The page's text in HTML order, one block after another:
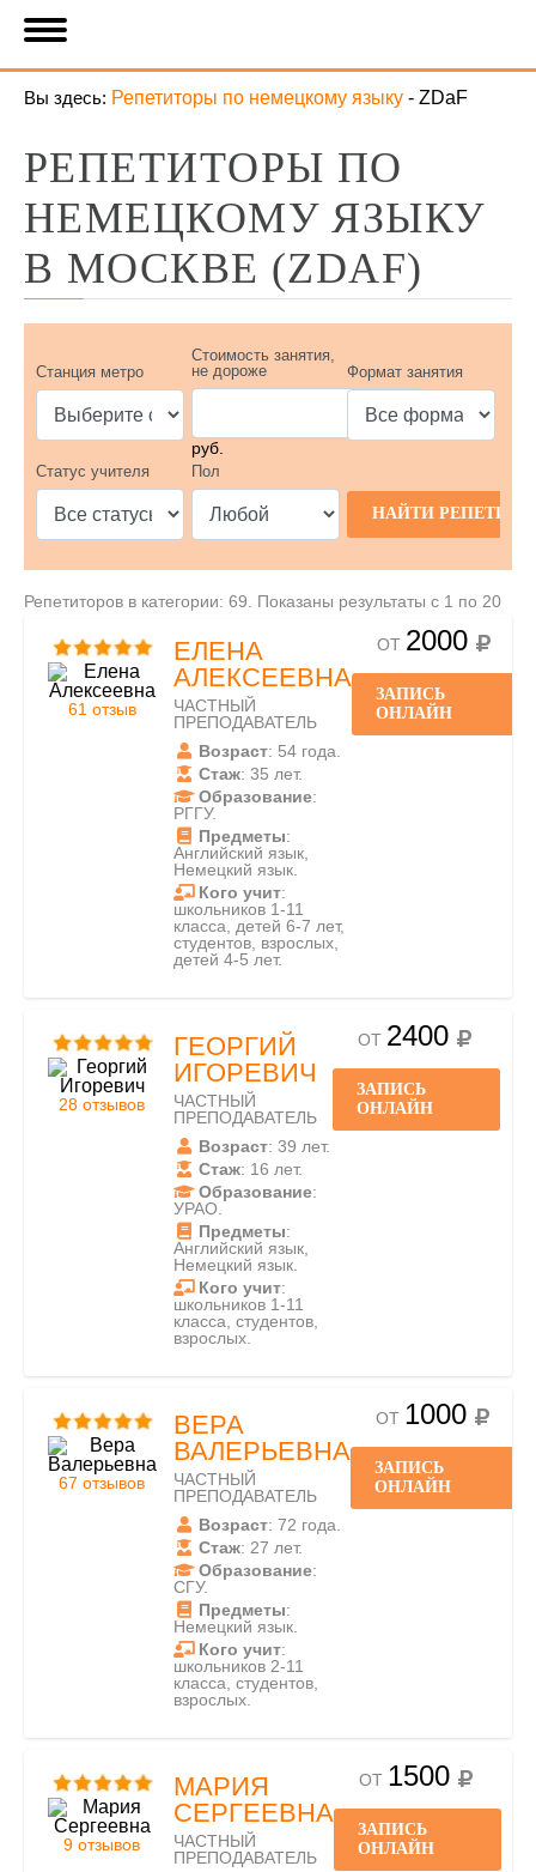
Вы здесь: Репетиторы по немецкому языку - ZDaF
РЕПЕТИТОРЫ ПО
НЕМЕЦКОМУ ЯЗЫКУ
В МОСКВЕ (ZDAF)
Станция метро
Стоимость занятия,
не дороже
руб.
Формат занятия
Статус учителя Пол
Репетиторов в категории: 69. Показаны результаты с 1 по 20
61 отзыв
ЕЛЕНА
АЛЕКСЕЕВНА
ЧАСТНЫЙ
ПРЕПОДАВАТЕЛЬ
Возраст: 54 года.
Стаж: 35 лет.
Образование:
РГГУ.
Предметы:
Английский язык,
Немецкий язык.
Кого учит:
школьников 1-11
класса, детей 6-7 лет,
студентов, взрослых,
детей 4-5 лет.
ОТ 2000
ЗАПИСЬ
ОНЛАЙН
28 отзывов
ГЕОРГИЙ
ИГОРЕВИЧ
ЧАСТНЫЙ
ПРЕПОДАВАТЕЛЬ
Возраст: 39 лет.
Стаж: 16 лет.
Образование:
УРАО.
Предметы:
Английский язык,
Немецкий язык.
Кого учит:
школьников 1-11
класса, студентов,
взрослых.
ОТ 2400
ЗАПИСЬ
ОНЛАЙН
67 отзывов
ВЕРА
ВАЛЕРЬЕВНА
ЧАСТНЫЙ
ПРЕПОДАВАТЕЛЬ
Возраст: 72 года.
Стаж: 27 лет.
Образование:
СГУ.
Предметы:
Немецкий язык.
Кого учит:
школьников 2-11
класса, студентов,
взрослых.
ОТ 1000
ЗАПИСЬ
ОНЛАЙН
9 отзывов
МАРИЯ
СЕРГЕЕВНА
ЧАСТНЫЙ
ПРЕПОДАВАТЕЛЬ
ОТ 1500
ЗАПИСЬ
ОНЛАЙН